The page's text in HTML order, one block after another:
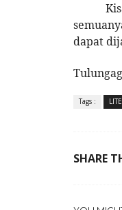
dapat
Tags :
SHARE